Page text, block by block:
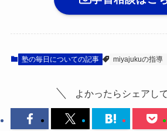
塾の毎日についての記事 miyajukuの指導
よかったらシェアし